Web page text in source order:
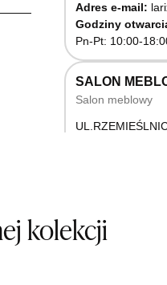
Adres e-mail:
Godziny
Pn-Pt: 10:00-
SALON
Salon meblowy
SALON
kolekcji